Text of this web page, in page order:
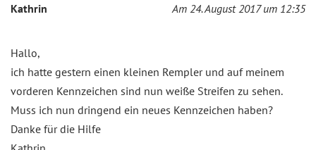
Kathrin Am 24. August 2017 um 12:35
Hallo,
ich hatte gestern einen kleinen Rempler und auf meinem
vorderen Kennzeichen sind nun weiße Streifen zu sehen.
Muss ich nun dringend ein neues Kennzeichen haben?
Danke für die Hilfe